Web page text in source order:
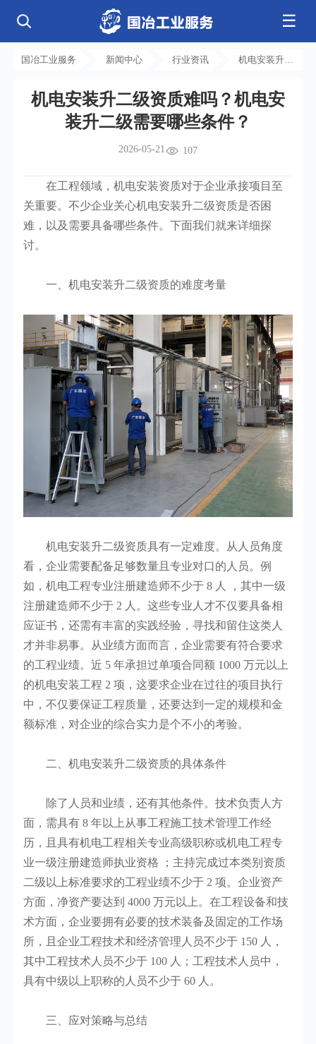
☰
公司简介
发展历程
核心业务
电气工程
钢结构工程
净化工程
弱电工程
消防工程
基控电箱
其它工程
工程案例
芯片 • 半导体
人工智能 • 机器人
航天 • 低空
新能源汽车 • 智能网联
生物 • 医药
新闻中心
行业资讯
安装教程
工业百科
工业问答
国冶工业服务 新闻中心 行业资讯
机电安装升二
机电安装升二
级需要哪些条
机电安装升二级资质难吗？机电安
装升二级需要哪些条件？
2026-05-21 107
在工程领域，机电安装资质对于企业承接项目至
关重要。不少企业关心机电安装升二级资质是否困
难，以及需要具备哪些条件。下面我们就来详细探
讨。
一、机电安装升二级资质的难度考量
机电安装升二级资质具有一定难度。从人员角度
看，企业需要配备足够数量且专业对口的人员。例
如，机电工程专业注册建造师不少于 8 人 ，其中一级
注册建造师不少于 2 人。这些专业人才不仅要具备相
应证书，还需有丰富的实践经验，寻找和留住这类人
才并非易事。从业绩方面而言，企业需要有符合要求
的工程业绩。近 5 年承担过单项合同额 1000 万元以上
的机电安装工程 2 项，这要求企业在过往的项目执行
中，不仅要保证工程质量，还要达到一定的规模和金
额标准，对企业的综合实力是个不小的考验。
二、机电安装升二级资质的具体条件
除了人员和业绩，还有其他条件。技术负责人方
面，需具有 8 年以上从事工程施工技术管理工作经
历，且具有机电工程相关专业高级职称或机电工程专
业一级注册建造师执业资格 ；主持完成过本类别资质
二级以上标准要求的工程业绩不少于 2 项。企业资产
方面，净资产要达到 4000 万元以上。在工程设备和技
术方面，企业要拥有必要的技术装备及固定的工作场
所，且企业工程技术和经济管理人员不少于 150 人，
其中工程技术人员不少于 100 人；工程技术人员中，
具有中级以上职称的人员不少于 60 人。
三、应对策略与总结